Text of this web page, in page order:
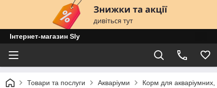
Інтернет-магазин Sly
Товари та послуги Акваріуми Корм для акваріумних,